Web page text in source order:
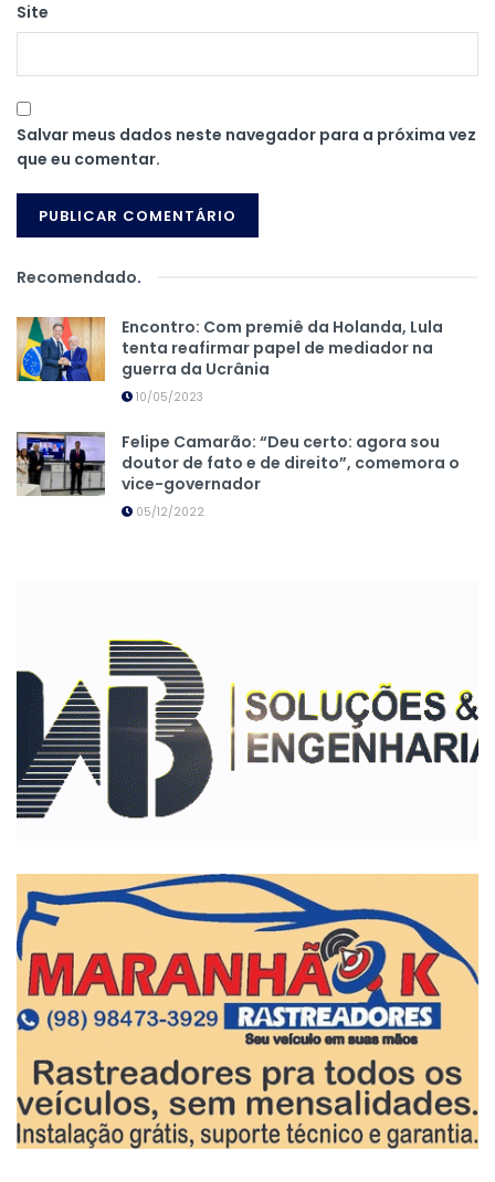
Site
Salvar meus dados neste navegador para a próxima vez
que eu comentar.
Recomendado.
Encontro: Com premiê da Holanda, Lula
tenta reafirmar papel de mediador na
guerra da Ucrânia
10/05/2023
Felipe Camarão: “Deu certo: agora sou
doutor de fato e de direito”, comemora o
vice-governador
05/12/2022